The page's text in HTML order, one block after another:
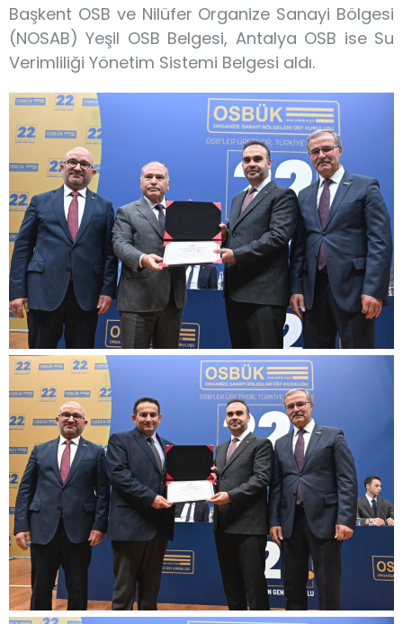
Başkent OSB ve Nilüfer Organize Sanayi Bölgesi
(NOSAB) Yeşil OSB Belgesi, Antalya OSB ise Su
Verimliliği Yönetim Sistemi Belgesi aldı.